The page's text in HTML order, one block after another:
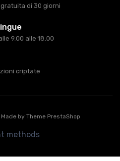
di 30 giorni
9.00 alle 18.00
criptate
by Theme PrestaShop